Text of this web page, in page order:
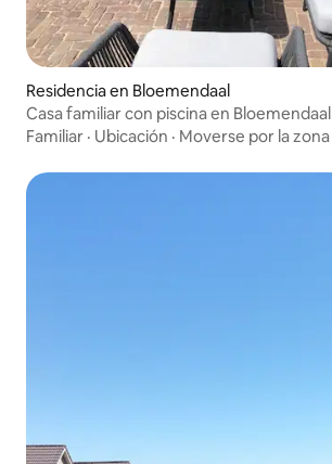
Residencia en Bloemendaal
Casa familiar con piscina en Bloemendaal
Familiar · Ubicación · Moverse por la zona